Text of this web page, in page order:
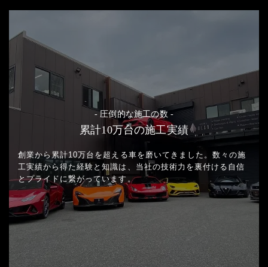
- 圧倒的な施工の数 -
累計10万台の施工実績
創業から累計10万台を超える車を磨いてきました。 数々の施
工実績から得た経験と知識は、当社の技術力を裏付ける 自信
とプライドに繋がっています。